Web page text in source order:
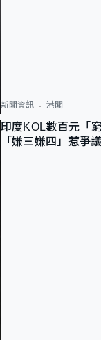
新聞資訊 港聞
印度KOL數百元「
「嫌三嫌四」惹